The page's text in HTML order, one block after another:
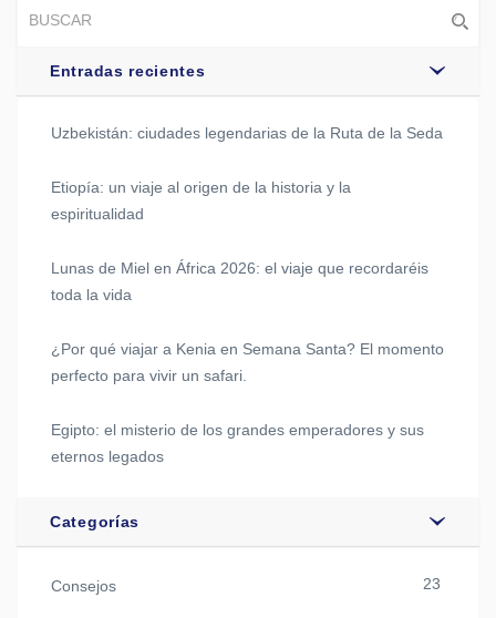
Entradas recientes
Uzbekistán: ciudades legendarias de la Ruta de la Seda
Etiopía: un viaje al origen de la historia y la
espiritualidad
Lunas de Miel en África 2026: el viaje que recordaréis
toda la vida
¿Por qué viajar a Kenia en Semana Santa? El momento
perfecto para vivir un safari.
Egipto: el misterio de los grandes emperadores y sus
eternos legados
Categorías
Consejos 23